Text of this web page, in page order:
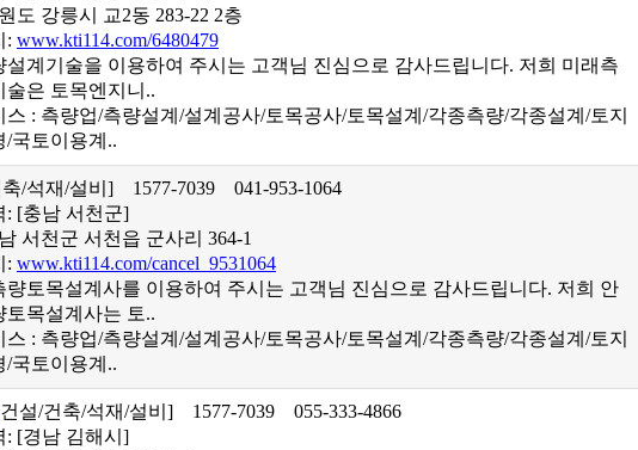
도 강릉시 교2동 283-22 2층
: www.kti114.com/6480479
설계기술을 이용하여 주시는 고객님 진심으로 감사드립니다. 저희 미래측
술은 토목엔지니..
스 : 측량업/측량설계/설계공사/토목공사/토목설계/각종측량/각종설계/토지
/국토이용계..
축/석재/설비] 1577-7039
041-953-1064
: [충남 서천군]
서천군 서천읍 군사리 364-1
: www.kti114.com/cancel_9531064
량토목설계사를 이용하여 주시는 고객님 진심으로 감사드립니다. 저희 안
토목설계사는 토..
스 : 측량업/측량설계/설계공사/토목공사/토목설계/각종측량/각종설계/토지
/국토이용계..
설/건축/석재/설비] 1577-7039
055-333-4866
: [경남 김해시]